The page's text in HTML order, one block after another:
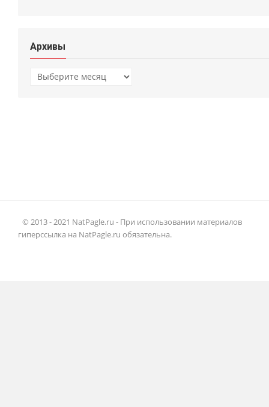
Архивы
Архивы
© 2013 - 2021 NatPagle.ru - При использовании материалов
гиперссылка на NatPagle.ru обязательна.